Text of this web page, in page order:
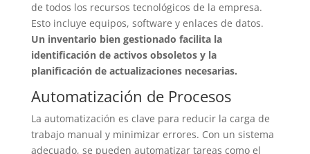
de todos los recursos tecnológicos de la empresa.
Esto incluye equipos, software y enlaces de datos.
Un inventario bien gestionado facilita la
identificación de activos obsoletos y la
planificación de actualizaciones necesarias.
Automatización de Procesos
La automatización es clave para reducir la carga de
trabajo manual y minimizar errores. Con un sistema
adecuado, se pueden automatizar tareas como el